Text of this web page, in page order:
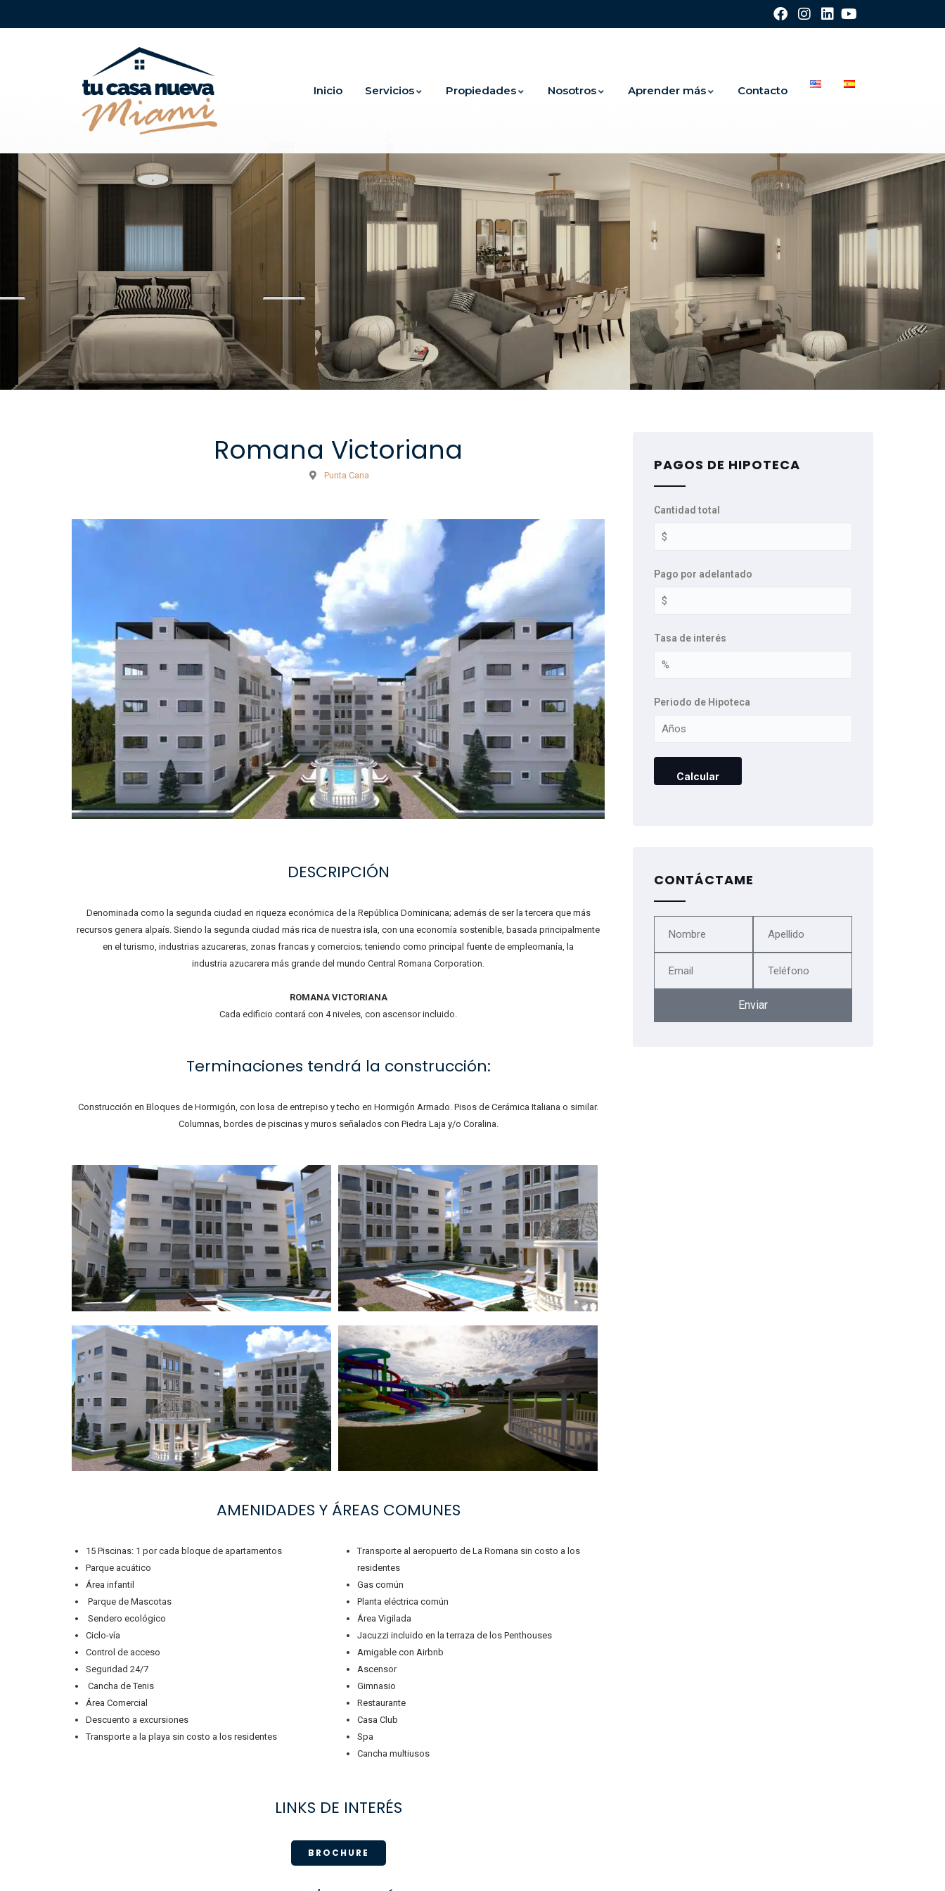
Inicio Servicios Propiedades Nosotros Aprender más Contacto
Romana Victoriana
Punta Cana
DESCRIPCIÓN
Denominada como la segunda ciudad en riqueza económica de la República Dominicana; además de ser la tercera que más
recursos genera alpaís. Siendo la segunda ciudad más rica de nuestra isla, con una economía sostenible, basada principalmente
en el turismo, industrias azucareras, zonas francas y comercios; teniendo como principal fuente de empleomanía, la
industria azucarera más grande del mundo Central Romana Corporation.
ROMANA VICTORIANA
Cada edificio contará con 4 niveles, con ascensor incluido.
Terminaciones tendrá la construcción:
Construcción en Bloques de Hormigón, con losa de entrepiso y techo en Hormigón Armado. Pisos de Cerámica Italiana o similar.
Columnas, bordes de piscinas y muros señalados con Piedra Laja y/o Coralina.
AMENIDADES Y ÁREAS COMUNES
15 Piscinas: 1 por cada bloque de apartamentos
Parque acuático
Área infantil
Parque de Mascotas
Sendero ecológico
Ciclo-vía
Control de acceso
Seguridad 24/7
Cancha de Tenis
Área Comercial
Descuento a excursiones
Transporte a la playa sin costo a los residentes
Transporte al aeropuerto de La Romana sin costo a los
residentes
Gas común
Planta eléctrica común
Área Vigilada
Jacuzzi incluido en la terraza de los Penthouses
Amigable con Airbnb
Ascensor
Gimnasio
Restaurante
Casa Club
Spa
Cancha multiusos
LINKS DE INTERÉS
BROCHURE
PAGOS DE HIPOTECA
Cantidad total
Pago por adelantado
Tasa de interés
Periodo de Hipoteca
CONTÁCTAME
Enviar